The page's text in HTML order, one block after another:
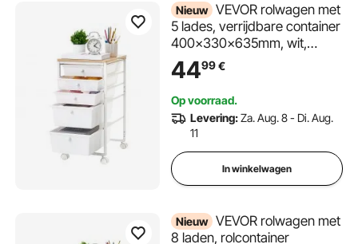
Nieuw VEVOR rolwagen met
5 lades, verrijdbare container
400x330x635mm, wit,
metalen frame, houten
tafelblad, handgrepen,
zwenkwielen met 2 remmen,
opbergwagen voor kantoor,
hobbykamer, slaapkamer
4499€
Op voorraad.
Levering:Za. Aug. 8 - Di. Aug.
11
In winkelwagen
Nieuw VEVOR rolwagen met
8 laden, rolcontainer